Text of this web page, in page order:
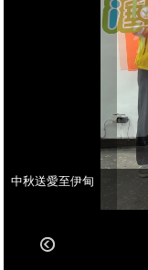
中秋送愛至伊甸
中秋送愛至伊甸